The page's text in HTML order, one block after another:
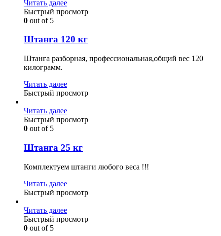
Читать далее
Быстрый просмотр
0 out of 5
Штанга 120 кг
Штанга разборная, профессиональная,общий вес 120
килограмм.
Читать далее
Быстрый просмотр
Читать далее
Быстрый просмотр
0 out of 5
Штанга 25 кг
Комплектуем штанги любого веса !!!
Читать далее
Быстрый просмотр
Читать далее
Быстрый просмотр
0 out of 5